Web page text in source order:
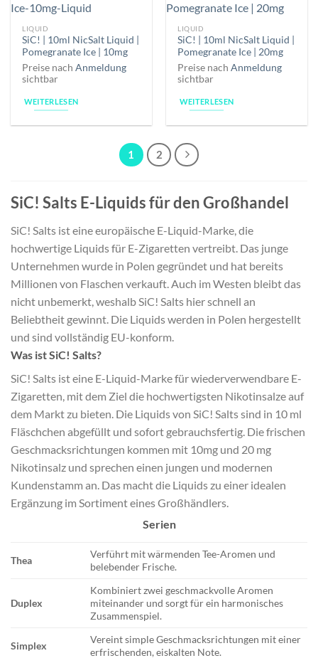
LIQUID
SiC! | 10ml NicSalt Liquid |
Pomegranate Ice | 10mg
Preise nachAnmeldung
sichtbar
WEITERLESEN
LIQUID
SiC! | 10ml NicSalt Liquid |
Pomegranate Ice | 20mg
Preise nachAnmeldung
sichtbar
WEITERLESEN
1 2
SiC! Salts E-Liquids für den Großhandel
SiC! Salts ist eine europäische E-Liquid-Marke, die
hochwertige Liquids für E-Zigaretten vertreibt. Das junge
Unternehmen wurde in Polen gegründet und hat bereits
Millionen von Flaschen verkauft. Auch im Westen bleibt das
nicht unbemerkt, weshalb SiC! Salts hier schnell an
Beliebtheit gewinnt. Die Liquids werden in Polen hergestellt
und sind vollständig EU-konform.
Was ist SiC! Salts?
SiC! Salts ist eine E-Liquid-Marke für wiederverwendbare E-
Zigaretten, mit dem Ziel die hochwertigsten Nikotinsalze auf
dem Markt zu bieten. Die Liquids von SiC! Salts sind in 10 ml
Fläschchen abgefüllt und sofort gebrauchsfertig. Die frischen
Geschmacksrichtungen kommen mit 10mg und 20 mg
Nikotinsalz und sprechen einen jungen und modernen
Kundenstamm an. Das macht die Liquids zu einer idealen
Ergänzung im Sortiment eines Großhändlers.
Serien
Thea
Verführt mit wärmenden Tee-Aromen und
belebender Frische.
Duplex
Kombiniert zwei geschmackvolle Aromen
miteinander und sorgt für ein harmonisches
Zusammenspiel.
Simplex
Vereint simple Geschmacksrichtungen mit einer
erfrischenden, eiskalten Note.